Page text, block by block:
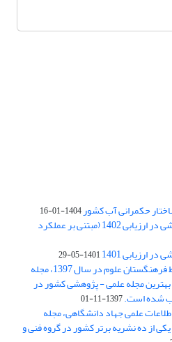
حکمرانی آب کشور1404-01-16
کسب رتبه الف مجلات علمی پژوهشی در ارزیابی 1402 (مبتنی بر عملکرد
1401
1401-05-29
بر اساس ارزیابی انجام شده توسط فرهنگستان علوم در سال 1397، مجله
بهترین مجله علمی - پژوهشی کشور در
شده است.1397-11-01
علمی جهاد دانشگاهی، مجله
از ده نشریه برتر کشور در گروه فنی و